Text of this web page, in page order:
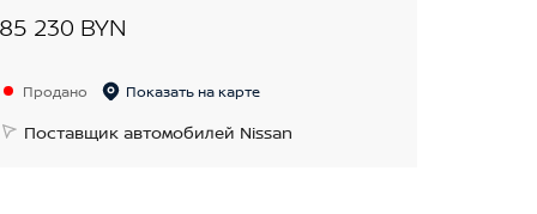
230 BYN
Продано Показать на карте
Поставщик автомобилей Nissan